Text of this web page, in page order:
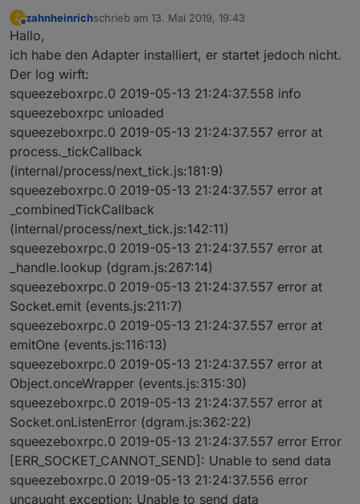
Z
Offline
zahnheinrichschrieb am 13. Mai 2019, 19:43
zuletzt editiert von
Hallo,
ich habe den Adapter installiert, er startet jedoch nicht.
Der log wirft:
squeezeboxrpc.0 2019-05-13 21:24:37.558 info
squeezeboxrpc unloaded
squeezeboxrpc.0 2019-05-13 21:24:37.557 error at
process._tickCallback
(internal/process/next_tick.js:181:9)
squeezeboxrpc.0 2019-05-13 21:24:37.557 error at
_combinedTickCallback
(internal/process/next_tick.js:142:11)
squeezeboxrpc.0 2019-05-13 21:24:37.557 error at
_handle.lookup (dgram.js:267:14)
squeezeboxrpc.0 2019-05-13 21:24:37.557 error at
Socket.emit (events.js:211:7)
squeezeboxrpc.0 2019-05-13 21:24:37.557 error at
emitOne (events.js:116:13)
squeezeboxrpc.0 2019-05-13 21:24:37.557 error at
Object.onceWrapper (events.js:315:30)
squeezeboxrpc.0 2019-05-13 21:24:37.557 error at
Socket.onListenError (dgram.js:362:22)
squeezeboxrpc.0 2019-05-13 21:24:37.557 error Error
[ERR_SOCKET_CANNOT_SEND]: Unable to send data
squeezeboxrpc.0 2019-05-13 21:24:37.556 error
uncaught exception: Unable to send data